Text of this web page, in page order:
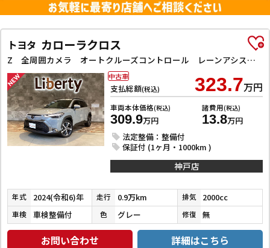
トヨタ カローラクロス
Z 全周囲カメラ オートクルーズコントロール レーンアシスト パワーシート 衝突被害軽減システム ナビ TV オートマチックハイビーム オートライト LEDヘッドランプ ヘッドライトウォッシャー
支払総額(税込) 323.7万円
車両本体価格(税込)
309.9万円
諸費用(税込)
13.8万円
法定整備：整備付
保証付 (1ヶ月・1000km )
中古車
神戸店
年式 2024(令和6)年 走行 0.9万km 排気 2000cc
車検 車検整備付 色 グレー 修復 無
お問い合わせ 詳細はこちら